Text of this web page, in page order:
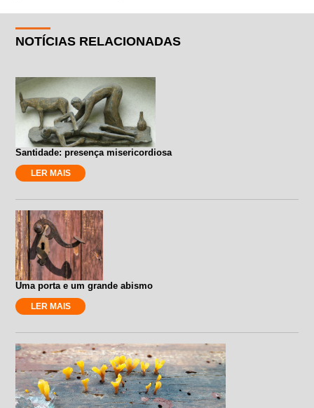
NOTÍCIAS RELACIONADAS
Santidade: presença misericordiosa
LER MAIS
Uma porta e um grande abismo
LER MAIS